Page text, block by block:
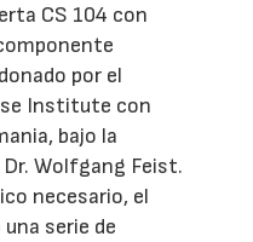
CS 104 con
por el
Institute con
bajo la
Wolfgang Feist.
necesario, el
serie de